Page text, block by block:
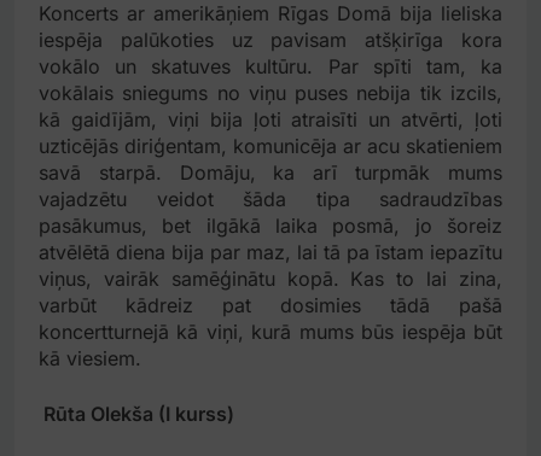
Koncerts ar amerikāņiem Rīgas Domā bija lieliska
iespēja palūkoties uz pavisam atšķirīga kora
vokālo un skatuves kultūru. Par spīti tam, ka
vokālais sniegums no viņu puses nebija tik izcils,
kā gaidījām, viņi bija ļoti atraisīti un atvērti, ļoti
uzticējās diriģentam, komunicēja ar acu skatieniem
savā starpā. Domāju, ka arī turpmāk mums
vajadzētu veidot šāda tipa sadraudzības
pasākumus, bet ilgākā laika posmā, jo šoreiz
atvēlētā diena bija par maz, lai tā pa īstam iepazītu
viņus, vairāk samēģinātu kopā. Kas to lai zina,
varbūt kādreiz pat dosimies tādā pašā
koncertturnejā kā viņi, kurā mums būs iespēja būt
kā viesiem.
Rūta Olekša (I kurss)